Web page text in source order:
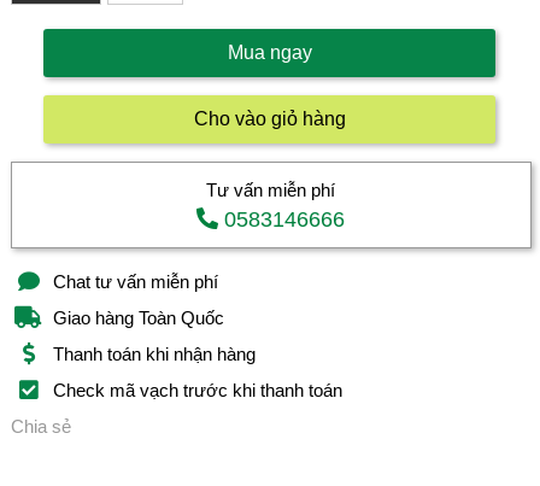
Mua ngay
Cho vào giỏ hàng
Tư vấn miễn phí
0583146666
Chat tư vấn miễn phí
Giao hàng Toàn Quốc
Thanh toán khi nhận hàng
Check mã vạch trước khi thanh toán
Chia sẻ